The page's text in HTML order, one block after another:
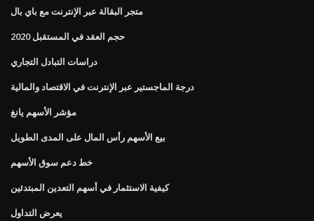
متجر البقالة عبر الإنترنت مع باي بال
حجم العقد في المستقبل 2020
دراسات التبادل التجاري
درجة الماجستير عبر الإنترنت في الاقتصاد والمالية
مؤشر الأسهم يانغ
بيع الأسهم رأس المال على المدى الطويل
خط دعم سوق الأسهم
كيفية الاستثمار في أسهم التعدين المبتدئين
يعرض التداول